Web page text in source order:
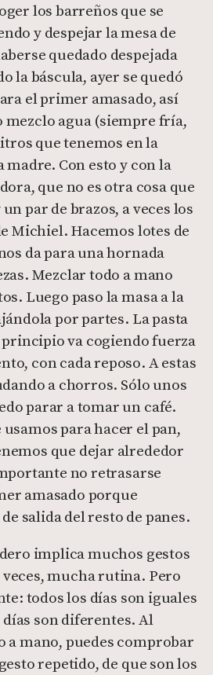
los barreños que se
y despejar la mesa de
quedado despejada
la báscula, ayer se quedó
el primer amasado, así
mezclo agua (siempre fría,
que tenemos en la
madre. Con esto y con la
que no es otra cosa que
par de brazos, a veces los
Michiel. Hacemos lotes de
da para una hornada
Mezclar todo a mano
Luego paso la masa a la
por partes. La pasta
principio va cogiendo fuerza
con cada reposo. A estas
a chorros. Sólo unos
parar a tomar un café.
para hacer el pan,
que dejar alrededor
no retrasarse
amasado porque
salida del resto de panes.
implica muchos gestos
mucha rutina. Pero
todos los días son iguales
días son diferentes. Al
a mano, puedes comprobar
repetido, de que son los